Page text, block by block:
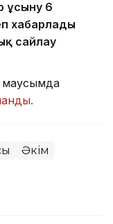
ұсыну 6
хабарлады
сайлау
маусымда
Әкім